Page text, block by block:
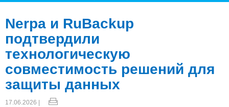
Nerpa и RuBackup
подтвердили
технологическую
совместимость решений для
защиты данных
17.06.2026 |